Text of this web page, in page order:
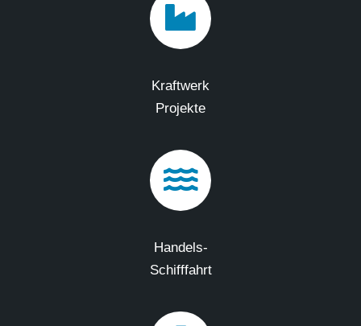
Kraftwerk
Projekte
Handels-
Schifffahrt